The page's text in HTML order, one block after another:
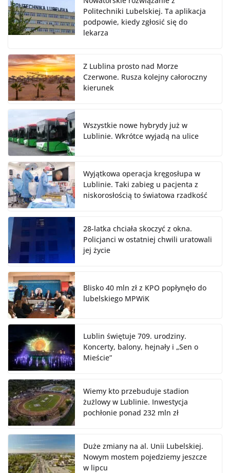
Politechniki Lubelskiej. Ta aplikacja
podpowie, kiedy zgłosić się do
lekarza
Z Lublina prosto nad Morze
Czerwone. Rusza kolejny całoroczny
kierunek
Wszystkie nowe hybrydy już w
Lublinie. Wkrótce wyjadą na ulice
Wyjątkowa operacja kręgosłupa w
Lublinie. Taki zabieg u pacjenta z
niskorosłością to światowa rzadkość
28-latka chciała skoczyć z okna.
Policjanci w ostatniej chwili uratowali
jej życie
Blisko 40 mln zł z KPO popłynęło do
lubelskiego MPWiK
Lublin świętuje 709. urodziny.
Koncerty, balony, hejnały i „Sen o
Mieście”
Wiemy kto przebuduje stadion
żużlowy w Lublinie. Inwestycja
pochłonie ponad 232 mln zł
Duże zmiany na al. Unii Lubelskiej.
Nowym mostem pojedziemy jeszcze
w lipcu